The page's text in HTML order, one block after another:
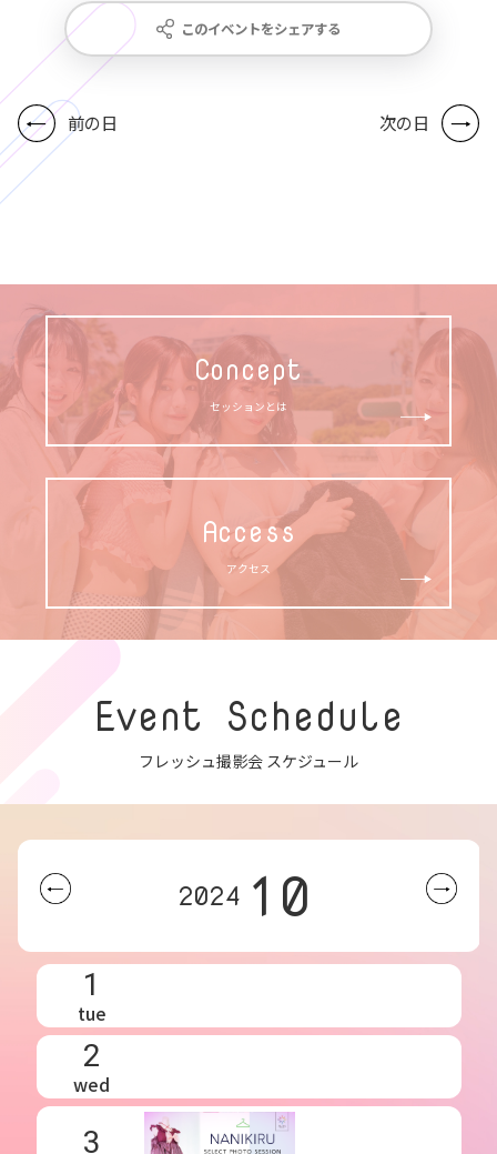
このイベントをシェアする
前の日 次の日
Concept
セッションとは
Access
アクセス
Event Schedule
フレッシュ撮影会 スケジュール
2024 10
1
tue
2
wed
3